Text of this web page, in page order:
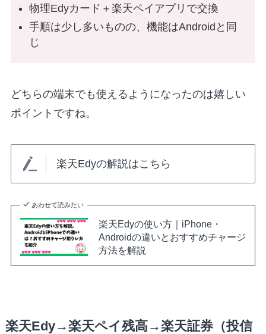
物理Edyカード＋楽天ペイアプリで交換
手順は少し多いものの、機能はAndroidと同
じ
どちらの端末でも使えるようになったのは嬉しい
ポイントですね。
楽天Edyの解説はこちら
あわせて読みたい
楽天Edyの使い方｜iPhone・
Androidの違いとおすすめチャージ
方法を解説
楽天Edy→楽天ペイ残高→楽天証券（投信